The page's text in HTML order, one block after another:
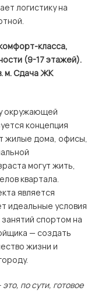
логистику на
класса,
(9-17 этажей).
м. Сдача ЖК
окружающей
концепция
жилые дома, офисы,
могут жить,
квартала.
является
идеальные условия
спортом на
— создать
жизни и
по сути, готовое